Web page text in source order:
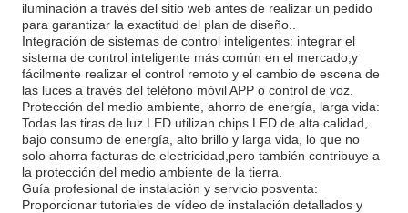
iluminación a través del sitio web antes de realizar un pedido
para garantizar la exactitud del plan de diseño..
Integración de sistemas de control inteligentes: integrar el
sistema de control inteligente más común en el mercado,y
fácilmente realizar el control remoto y el cambio de escena de
las luces a través del teléfono móvil APP o control de voz.
Protección del medio ambiente, ahorro de energía, larga vida:
Todas las tiras de luz LED utilizan chips LED de alta calidad,
bajo consumo de energía, alto brillo y larga vida, lo que no
solo ahorra facturas de electricidad,pero también contribuye a
la protección del medio ambiente de la tierra.
Guía profesional de instalación y servicio posventa:
Proporcionar tutoriales de vídeo de instalación detallados y